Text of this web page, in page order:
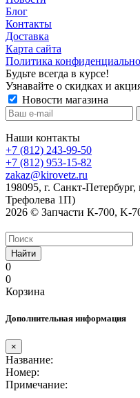
Блог
Контакты
Доставка
Карта сайта
Политика
Будьте всегда в курсе!
Узнавайте о скидках и
Новости магазина
Наши контакты
+7 (812) 243-99-50
+7 (812) 953-15-82
zakaz@kirovetz.ru
198095, г. Санкт-
Трефолева 1П)
2026 © Запчасти К-700, K-
Найти
0
0
Корзина
Дополнительная информация
×
Название:
Номер:
Примечание: